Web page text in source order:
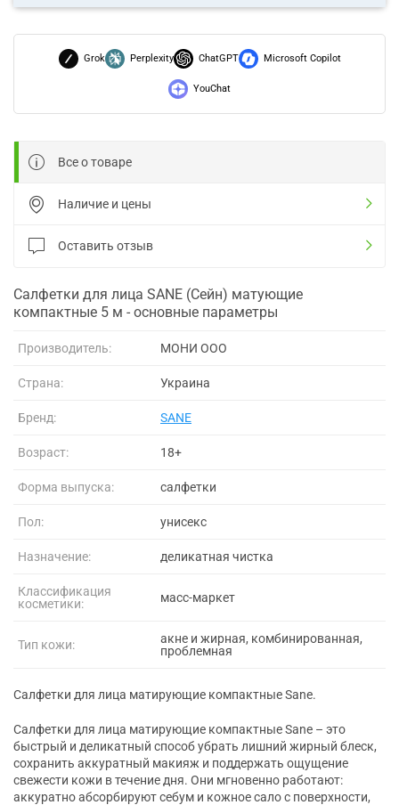
Grok Perplexity ChatGPT Microsoft Copilot
YouChat
Все о товаре
Наличие и цены
Оставить отзыв
Салфетки для лица SANE (Сейн) матующие
компактные 5 м - основные параметры
Производитель: МОНИ ООО
Страна: Украина
Бренд: SANE
Возраст: 18+
Форма выпуска: салфетки
Пол: унисекс
Назначение: деликатная чистка
Классификация
косметики:
масс-маркет
Тип кожи:
акне и жирная, комбинированная,
проблемная
Салфетки для лица матирующие компактные Sane.
Салфетки для лица матирующие компактные Sane – это
быстрый и деликатный способ убрать лишний жирный блеск,
сохранить аккуратный макияж и поддержать ощущение
свежести кожи в течение дня. Они мгновенно работают:
аккуратно абсорбируют себум и кожное сало с поверхности,